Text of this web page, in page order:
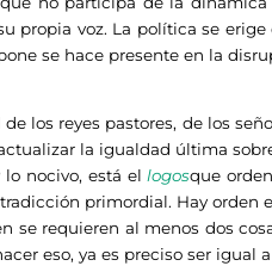
propia voz. La política se
se hace presente en la
los reyes pastores, de los
la igualdad última
nocivo, está el logosque
primordial. Hay orden
se requieren al menos dos
eso, ya es preciso ser igual